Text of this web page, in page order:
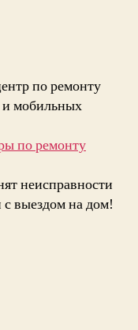
по ремонту
и мобильных
по ремонту
неисправности
с выездом на дом!